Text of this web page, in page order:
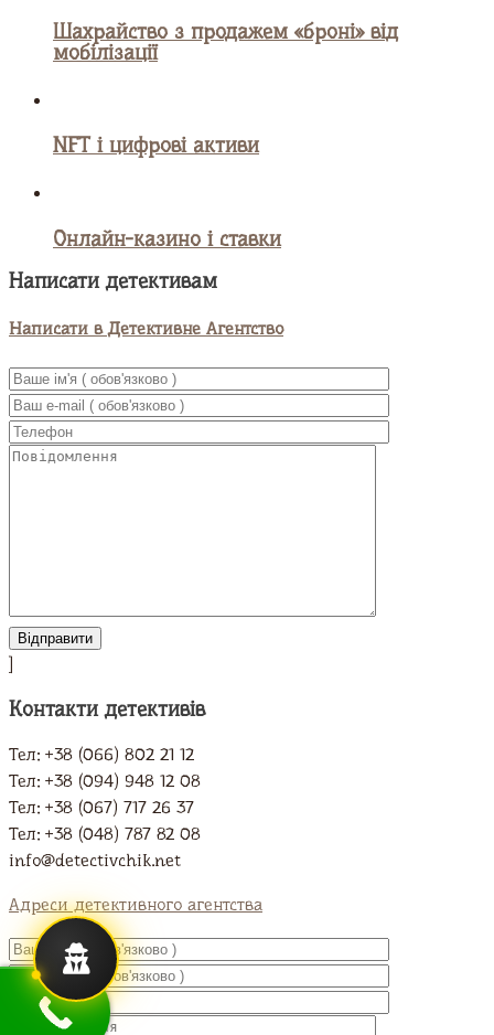
Шахрайство з продажем «броні» від
мобілізації
NFT і цифрові активи
Онлайн-казино і ставки
Написати детективам
Написати в Детективне Агентство
]
Контакти детективів
Тел: +38 (066) 802 21 12
Тел: +38 (094) 948 12 08
Тел: +38 (067) 717 26 37
Тел: +38 (048) 787 82 08
info@detectivchik.net
Адреси детективного агентства
UA EN RU